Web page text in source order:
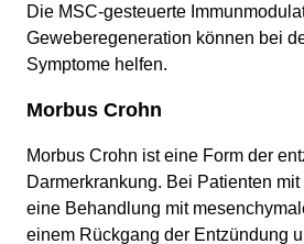
Die MSC-gesteuerte
Geweberegeneration können bei
Symptome helfen.
Morbus Crohn
Morbus Crohn ist eine Form der
Darmerkrankung. Bei Patienten
eine Behandlung mit
einem Rückgang der Entzündung